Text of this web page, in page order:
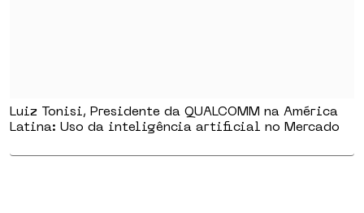
Luiz Tonisi, Presidente da QUALCOMM na América
Latina: Uso da inteligência artificial no Mercado